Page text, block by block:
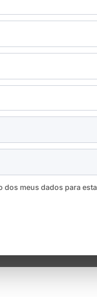
dos meus dados para